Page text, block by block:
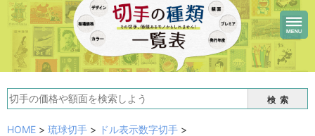
検索
HOME > 琉球切手 > ドル表示数字切手 >